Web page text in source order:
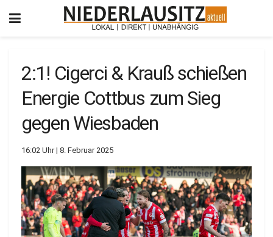
2:1! Cigerci & Krauß schießen
Energie Cottbus zum Sieg
gegen Wiesbaden
16:02 Uhr | 8. Februar 2025